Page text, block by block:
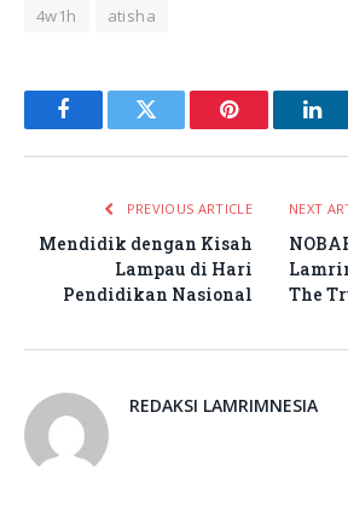
4w1h atisha
FacebookTwitter Pinterest
PREVIOUS ARTICLE
Mendidik dengan Kisah
Lampau di Hari
Pendidikan Nasional
NEXT
The
REDAKSI LAMRIMNESIA